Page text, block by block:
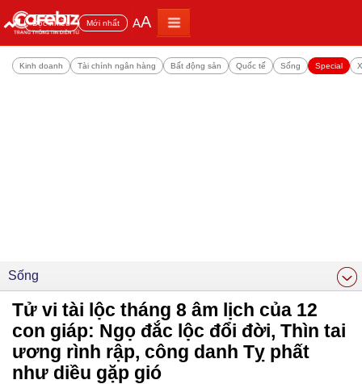
Đọc nhiều Mới nhất AA
Kinh doanh Tài chính ngân hàng Bất động sản Quốc tế Sống Special
Sống
Tử vi tài lộc tháng 8 âm lịch của 12
con giáp: Ngọ đắc lộc đổi đời, Thìn tai
ương rình rập, công danh Tỵ phất
như diều gặp gió